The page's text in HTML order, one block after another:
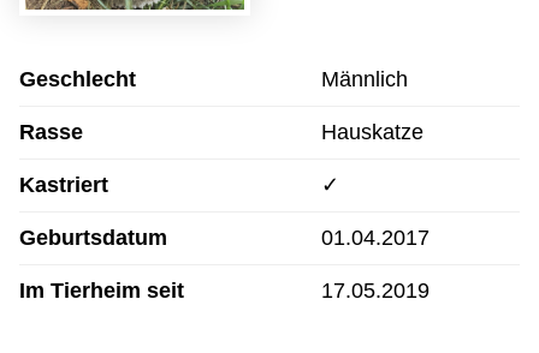
Geschlecht Männlich
Rasse Hauskatze
Kastriert ✓
Geburtsdatum 01.04.2017
Im Tierheim seit 17.05.2019